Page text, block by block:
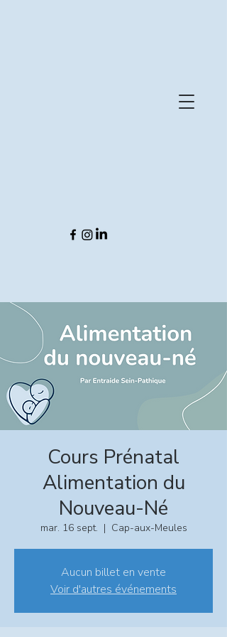
Cours Prénatal
Alimentation du
Nouveau-Né
mar. 16 sept.
  |
Cap-aux-Meules
Aucun billet en vente
Voir d'autres événements